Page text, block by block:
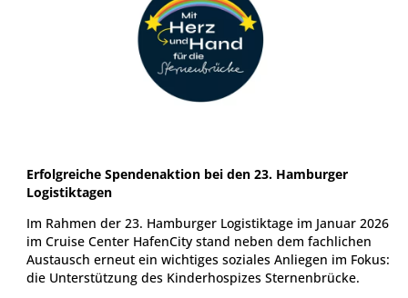
Erfolgreiche Spendenaktion bei den 23. Hamburger
Logistiktagen
Im Rahmen der 23. Hamburger Logistiktage im Januar 2026
im Cruise Center HafenCity stand neben dem fachlichen
Austausch erneut ein wichtiges soziales Anliegen im Fokus:
die Unterstützung des Kinderhospizes Sternenbrücke.